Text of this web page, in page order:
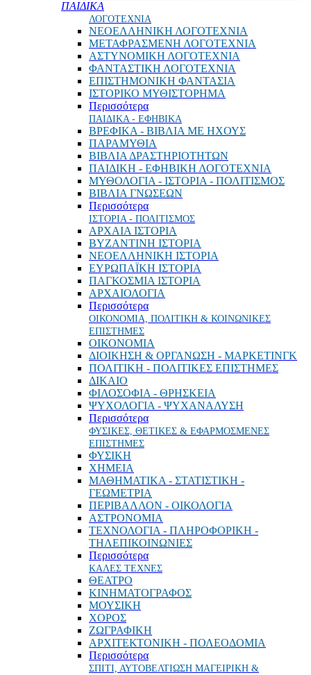
ΠΑΙΔΙΚΑ
ΛΟΓΟΤΕΧΝΙΑ
ΝΕΟΕΛΛΗΝΙΚΗ ΛΟΓΟΤΕΧΝΙΑ
ΜΕΤΑΦΡΑΣΜΕΝΗ ΛΟΓΟΤΕΧΝΙΑ
ΑΣΤΥΝΟΜΙΚΗ ΛΟΓΟΤΕΧΝΙΑ
ΦΑΝΤΑΣΤΙΚΗ ΛΟΓΟΤΕΧΝΙΑ
ΕΠΙΣΤΗΜΟΝΙΚΗ ΦΑΝΤΑΣΙΑ
ΙΣΤΟΡΙΚΟ ΜΥΘΙΣΤΟΡΗΜΑ
Περισσότερα
ΠΑΙΔΙΚΑ - ΕΦΗΒΙΚΑ
ΒΡΕΦΙΚΑ - ΒΙΒΛΙΑ ΜΕ ΗΧΟΥΣ
ΠΑΡΑΜΥΘΙΑ
ΒΙΒΛΙΑ ΔΡΑΣΤΗΡΙΟΤΗΤΩΝ
ΠΑΙΔΙΚΗ - ΕΦΗΒΙΚΗ ΛΟΓΟΤΕΧΝΙΑ
ΜΥΘΟΛΟΓΙΑ - ΙΣΤΟΡΙΑ - ΠΟΛΙΤΙΣΜΟΣ
ΒΙΒΛΙΑ ΓΝΩΣΕΩΝ
Περισσότερα
ΙΣΤΟΡΙΑ - ΠΟΛΙΤΙΣΜΟΣ
ΑΡΧΑΙΑ ΙΣΤΟΡΙΑ
ΒΥΖΑΝΤΙΝΗ ΙΣΤΟΡΙΑ
ΝΕΟΕΛΛΗΝΙΚΗ ΙΣΤΟΡΙΑ
ΕΥΡΩΠΑΪΚΗ ΙΣΤΟΡΙΑ
ΠΑΓΚΟΣΜΙΑ ΙΣΤΟΡΙΑ
ΑΡΧΑΙΟΛΟΓΙΑ
Περισσότερα
ΟΙΚΟΝΟΜΙΑ, ΠΟΛΙΤΙΚΗ & ΚΟΙΝΩΝΙΚΕΣ
ΕΠΙΣΤΗΜΕΣ
ΟΙΚΟΝΟΜΙΑ
ΔΙΟΙΚΗΣΗ & ΟΡΓΑΝΩΣΗ - ΜΑΡΚΕΤΙΝΓΚ
ΠΟΛΙΤΙΚΗ - ΠΟΛΙΤΙΚΕΣ ΕΠΙΣΤΗΜΕΣ
ΔΙΚΑΙΟ
ΦΙΛΟΣΟΦΙΑ - ΘΡΗΣΚΕΙΑ
ΨΥΧΟΛΟΓΙΑ - ΨΥΧΑΝΑΛΥΣΗ
Περισσότερα
ΦΥΣΙΚΕΣ, ΘΕΤΙΚΕΣ & ΕΦΑΡΜΟΣΜΕΝΕΣ
ΕΠΙΣΤΗΜΕΣ
ΦΥΣΙΚΗ
ΧΗΜΕΙΑ
ΜΑΘΗΜΑΤΙΚΑ - ΣΤΑΤΙΣΤΙΚΗ -
ΓΕΩΜΕΤΡΙΑ
ΠΕΡΙΒΑΛΛΟΝ - ΟΙΚΟΛΟΓΙΑ
ΑΣΤΡΟΝΟΜΙΑ
ΤΕΧΝΟΛΟΓΙΑ - ΠΛΗΡΟΦΟΡΙΚΗ -
ΤΗΛΕΠΙΚΟΙΝΩΝΙΕΣ
Περισσότερα
ΚΑΛΕΣ ΤΕΧΝΕΣ
ΘΕΑΤΡΟ
ΚΙΝΗΜΑΤΟΓΡΑΦΟΣ
ΜΟΥΣΙΚΗ
ΧΟΡΟΣ
ΖΩΓΡΑΦΙΚΗ
ΑΡΧΙΤΕΚΤΟΝΙΚΗ - ΠΟΛΕΟΔΟΜΙΑ
Περισσότερα
ΣΠΙΤΙ, ΑΥΤΟΒΕΛΤΙΩΣΗ ΜΑΓΕΙΡΙΚΗ &